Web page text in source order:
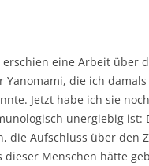
erschien eine Arbeit über
Yanomami, die ich
Jetzt habe ich sie
unergiebig ist:
die Aufschluss über den
dieser Menschen hätte